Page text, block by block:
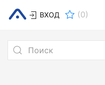
ВХОД (0)